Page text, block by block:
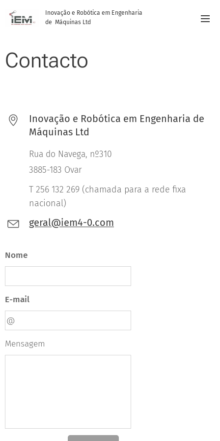
Inovação e Robótica em Engenharia
de Máquinas Ltd
Contacto
Inovação e Robótica em Engenharia de
Máquinas Ltd
Rua do Navega, nº310
3885-183 Ovar
T 256 132 269 (chamada para a rede fixa
nacional)
geral@iem4-0.com
Nome
E-mail
Mensagem